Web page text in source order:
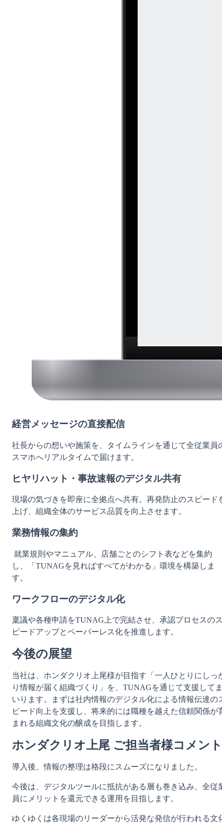
経営メッセージの直接配信
社長からの想いや施策を、タイムラインを通じて全従業員
スマホへリアルタイムで届けます。
ヒヤリハット・事故速報のデジタル共有
現場の気づきを即座に全拠点へ共有。再発防止のスピード
上げ、組織全体のサービス品質を向上させます。
業務情報の集約
就業規則やマニュアル、店舗ごとのシフト表などを集約
し、「TUNAGを見ればすべてがわかる」環境を構築しま
す。
ワークフローのデジタル化
稟議や各種申請をTUNAG上で完結させ、承認プロセスの
ピードアップとペーパーレス化を推進します。
今後の展望
当社は、ホンダクリオ上尾様が目指す「一人ひとりにしっ
り情報が届く組織づくり」を、TUNAGを通じて支援して
いります。まずは社内情報のデジタル化による情報伝達の
ピード向上を支援し、将来的には職種を越えた信頼関係が
まれる組織文化の醸成を目指します。
ホンダクリオ上尾 ご担当者様コメント
導入後、情報の整理は格段にスムーズになりました。
今後は、デジタルツールに抵抗がある層も巻き込み、全従
員にメリットを還元できる運用を目指します。
ゆくゆくは各現場のリーダーから活発な発信が行われる文